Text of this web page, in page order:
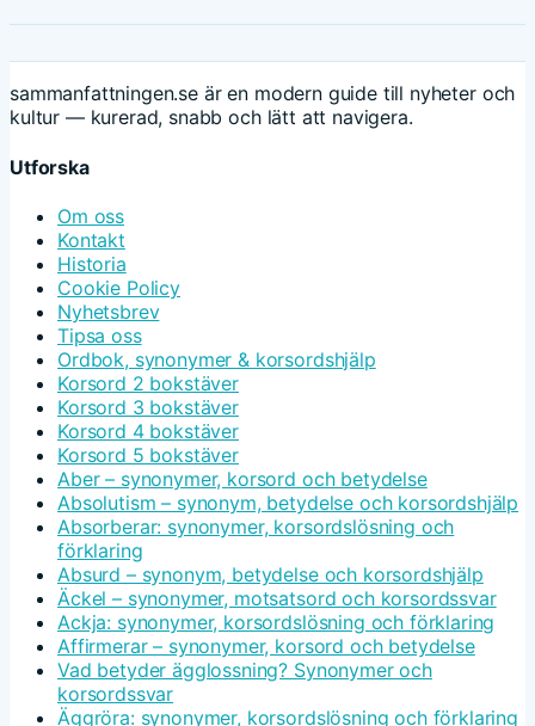
sammanfattningen.se är en modern guide till nyheter och
kultur — kurerad, snabb och lätt att navigera.
Utforska
Om oss
Kontakt
Historia
Cookie Policy
Nyhetsbrev
Tipsa oss
Ordbok, synonymer & korsordshjälp
Korsord 2 bokstäver
Korsord 3 bokstäver
Korsord 4 bokstäver
Korsord 5 bokstäver
Aber – synonymer, korsord och betydelse
Absolutism – synonym, betydelse och korsordshjälp
Absorberar: synonymer, korsordslösning och
förklaring
Absurd – synonym, betydelse och korsordshjälp
Äckel – synonymer, motsatsord och korsordssvar
Ackja: synonymer, korsordslösning och förklaring
Affirmerar – synonymer, korsord och betydelse
Vad betyder ägglossning? Synonymer och
korsordssvar
Äggröra: synonymer, korsordslösning och förklaring